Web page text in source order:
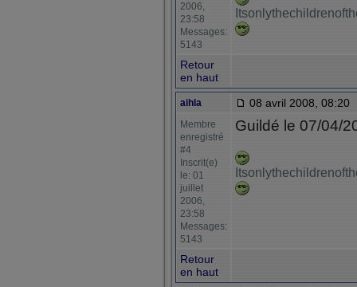
2006,
23:58
Messages:
5143
Retour
en haut
aihla 08 avril 2008, 08:20
Membre
enregistré
#4
Inscrit(e)
le: 01
juillet
2006,
23:58
Messages:
5143
Guildé le 07/04/
Retour
en haut